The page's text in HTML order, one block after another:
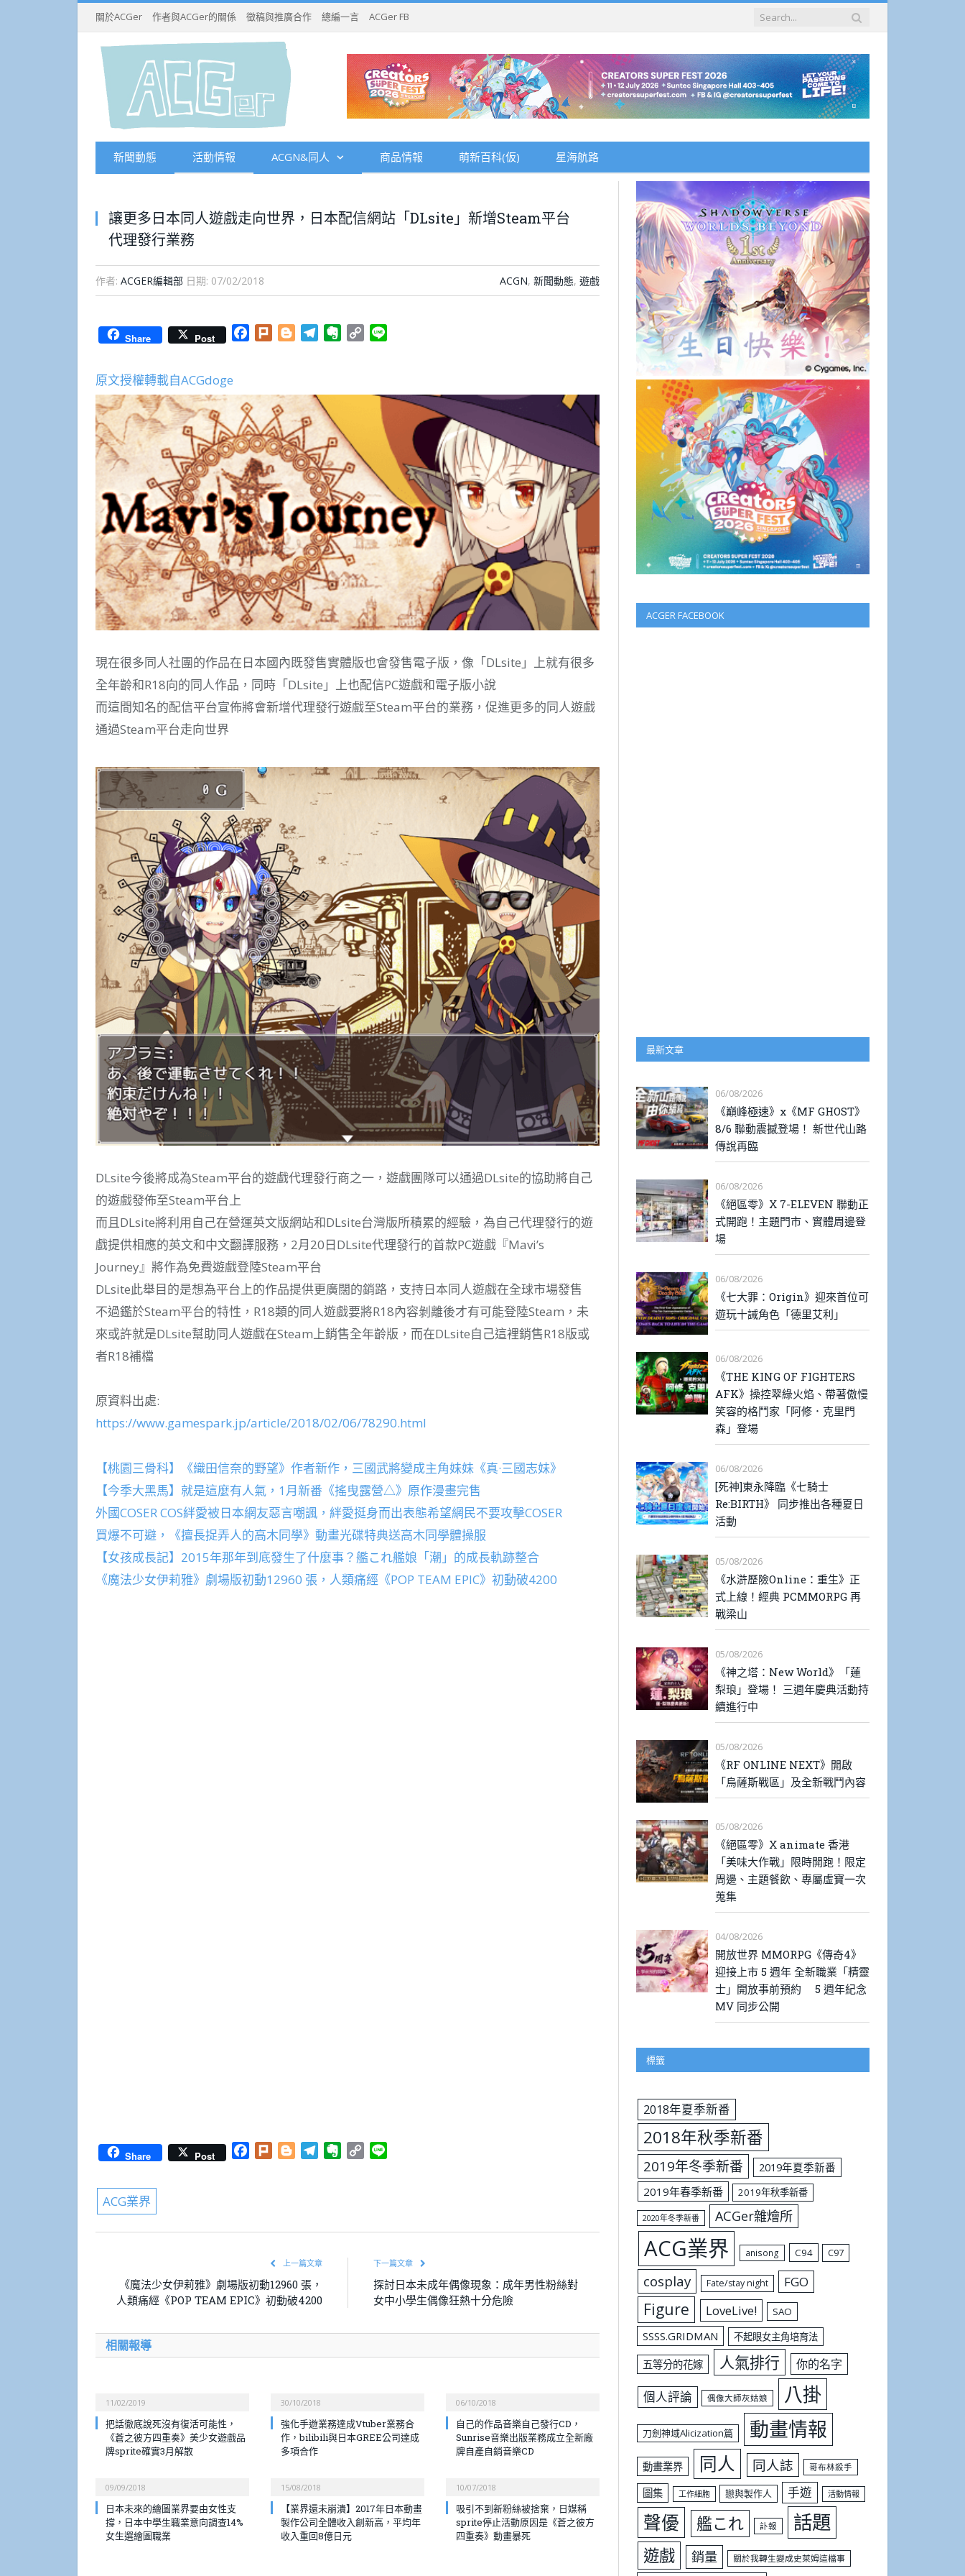
關於ACGer 作者與ACGer的關係 徵稿與推廣合作 總編一言 ACGer FB
新聞動態 活動情報 ACGN&同人 商品情報 萌新百科(仮) 星海航路
讓更多日本同人遊戲走向世界，日本配信網站「DLsite」新增Steam平台
代理發行業務
作者: ACGER編輯部 日期: 07/02/2018 ACGN, 新聞動態, 遊戲
Share Post Facebook
Plurk BloggerTelegramEvernote
Copy
原文授權轉載自ACGdoge
現在很多同人社團的作品在日本國內既發售實體版也會發售電子版，像「DLsite」上就有很多
全年齡和R18向的同人作品，同時「DLsite」上也配信PC遊戲和電子版小說
而這間知名的配信平台宣佈將會新增代理發行遊戲至Steam平台的業務，促進更多的同人遊戲
通過Steam平台走向世界
DLsite今後將成為Steam平台的遊戲代理發行商之一，遊戲團隊可以通過DLsite的協助將自己
的遊戲發佈至Steam平台上
而且DLsite將利用自己在營運英文版網站和DLsite台灣版所積累的經驗，為自己代理發行的遊
戲提供相應的英文和中文翻譯服務，2月20日DLsite代理發行的首款PC遊戲『Mavi’s
Journey』將作為免費遊戲登陸Steam平台
DLsite此舉目的是想為平台上的作品提供更廣闊的銷路，支持日本同人遊戲在全球市場發售
不過鑑於Steam平台的特性，R18類的同人遊戲要將R18內容剝離後才有可能登陸Steam，未
來或許就是DLsite幫助同人遊戲在Steam上銷售全年齡版，而在DLsite自己這裡銷售R18版或
者R18補檔
原資料出處:
https://www.gamespark.jp/article/2018/02/06/78290.html
【桃園三骨科】《織田信奈的野望》作者新作，三國武將變成主角妹妹《真·三國志妹》
【今季大黑馬】就是這麼有人氣，1月新番《搖曳露營△》原作漫畫完售
外國COSER COS絆愛被日本網友惡言嘲諷，絆愛挺身而出表態希望網民不要攻擊COSER
買爆不可避，《擅長捉弄人的高木同學》動畫光碟特典送高木同學體操服
【女孩成長記】2015年那年到底發生了什麼事？艦これ艦娘「潮」的成長軌跡整合
《魔法少女伊莉雅》劇場版初動12960 張，人類痛經《POP TEAM EPIC》初動破4200
Share Post Facebook
Plurk BloggerTelegramEvernote
Copy
ACG業界
上一篇文章
《魔法少女伊莉雅》劇場版初動12960 張，
人類痛經《POP TEAM EPIC》初動破4200
下一篇文章
探討日本未成年偶像現象：成年男性粉絲對
女中小學生偶像狂熱十分危險
相關報導
11/02/2019
把話徹底說死沒有復活可能性，
《蒼之彼方四重奏》美少女遊戲品
牌sprite確實3月解散
30/10/2018
強化手遊業務達成Vtuber業務合
作，bilibili與日本GREE公司達成
多項合作
06/10/2018
自己的作品音樂自己發行CD，
Sunrise音樂出版業務成立全新廠
牌自產自銷音樂CD
09/09/2018
日本未來的繪圖業界要由女性支
撐，日本中學生職業意向調查14%
女生選繪圖職業
15/08/2018
【業界還未崩潰】2017年日本動畫
製作公司全體收入創新高，平均年
收入重回8億日元
10/07/2018
吸引不到新粉絲被捨棄，日媒稱
sprite停止活動原因是《蒼之彼方
四重奏》動畫暴死
ACGER FACEBOOK
最新文章
06/08/2026
《巔峰極速》x《MF GHOST》
8/6 聯動震撼登場！ 新世代山路
傳說再臨
06/08/2026
《絕區零》X 7-ELEVEN 聯動正
式開跑！主題門市、實體周邊登
場
06/08/2026
《七大罪：Origin》迎來首位可
遊玩十誡角色「德里艾利」
06/08/2026
《THE KING OF FIGHTERS
AFK》操控翠綠火焰、帶著傲慢
笑容的格鬥家「阿修．克里門
森」登場
06/08/2026
[死神]東永降臨《七騎士
Re:BIRTH》 同步推出各種夏日
活動
05/08/2026
《水滸歷險Online：重生》正
式上線！經典 PCMMORPG 再
戰梁山
05/08/2026
《神之塔：New World》「蓮
梨琅」登場！ 三週年慶典活動持
續進行中
05/08/2026
《RF ONLINE NEXT》開啟
「烏薩斯戰區」及全新戰鬥內容
05/08/2026
《絕區零》X animate 香港
「美味大作戰」限時開跑！限定
周邊、主題餐飲、專屬虛寶一次
蒐集
04/08/2026
開放世界 MMORPG《傳奇4》
迎接上市 5 週年 全新職業「精靈
士」開放事前預約 5 週年紀念
MV 同步公開
標籤
2018年夏季新番
2018年秋季新番
2019年冬季新番
2019年夏季新番
2019年春季新番
2019年秋季新番
2020年冬季新番 ACGer雜燴所
ACG業界 anisong C94 C97
cosplay Fate/stay night FGO
Figure LoveLive! SAO
SSSS.GRIDMAN 不起眼女主角培育法
五等分的花嫁 人氣排行 你的名字
個人評論 偶像大師灰姑娘 八掛
刀劍神域Alicization篇 動畫情報
動畫業界 同人 同人誌 哥布林殺手
圖集 工作細胞 戀與製作人 手遊 活動情報
聲優 艦これ 訃報 話題
遊戲 銷量 關於我轉生變成史萊姆這檔事